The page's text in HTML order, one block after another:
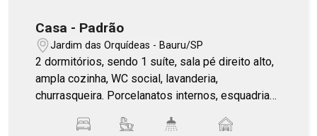
Casa - Padrão
Jardim das Orquídeas - Bauru/SP
2 dormitórios, sendo 1 suíte, sala pé direito alto,
ampla cozinha, WC social, lavanderia,
churrasqueira. Porcelanatos internos, esquadrias